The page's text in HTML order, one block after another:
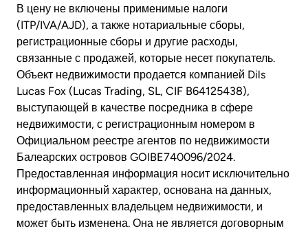
В цену не включены применимые налоги
(ITP/IVA/AJD), а также нотариальные сборы,
регистрационные сборы и другие расходы,
связанные с продажей, которые несет покупатель.
Объект недвижимости продается компанией Dils
Lucas Fox (Lucas Trading, SL, CIF B64125438),
выступающей в качестве посредника в сфере
недвижимости, с регистрационным номером в
Официальном реестре агентов по недвижимости
Балеарских островов GOIBE740096/2024.
Предоставленная информация носит исключительно
информационный характер, основана на данных,
предоставленных владельцем недвижимости, и
может быть изменена. Она не является договорным